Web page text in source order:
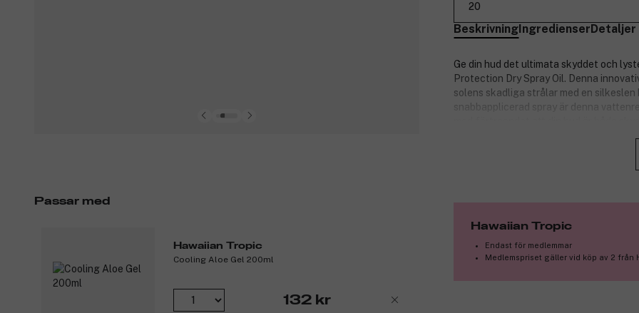
20
BeskrivningIngredienserDetaljer
Ge din hud det ultimata skyddet och
Protection Dry Spray Oil. Denna
solens skadliga strålar med en
snabbapplicerad spray är denna
Innehåller återfuktande
Produktnummer: 3052924
Hawaiian Tropic
Endast för medlemmar
Medlemspriset gäller vid köp av 2 från
Passar med
Hawaiian Tropic
Cooling Aloe Gel 200ml
132 kr